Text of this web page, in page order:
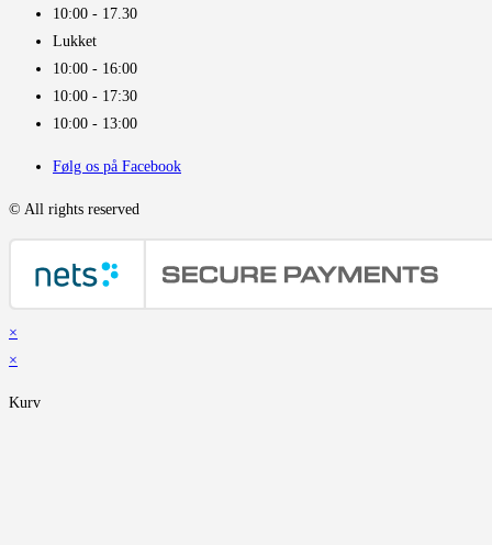
10:00 - 17.30​
Lukket
10:00 - 16:00​
10:00 - 17:30
10:00 - 13:00
Følg os på Facebook
© All rights reserved
×
×
Kurv